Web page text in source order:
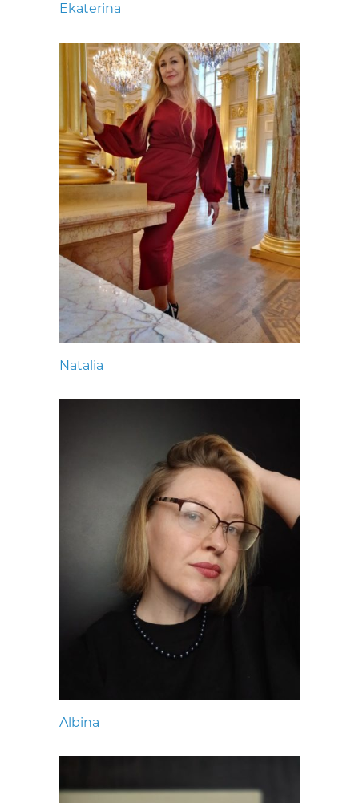
Ekaterina
Natalia
Albina